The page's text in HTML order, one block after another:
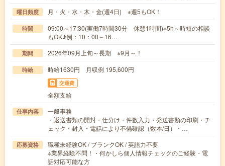
曜日頻度 月・火・水・木・金(週4日) ※週5もOK！
時間
09:00～17:30(実働7時間30分 休憩1時間)※5h～時短の相談
もOK♪例：10：00～16…
期間 2026年09月上旬～長期 ※9月～！
時給 時給1630円 月収例 195,600円
交通費
全額支給
仕事内容
一般事務
・返送書類の開封・仕分け・件数入力・発送書類の印刷・チ
ェック・封入・電話により不備確認（数本/日）・…
応募資格
職種未経験OK / ブランクOK / 英語力不要
※業界経験不問！・何かしら個人情報チェックのご経験・電
話対応可能な方